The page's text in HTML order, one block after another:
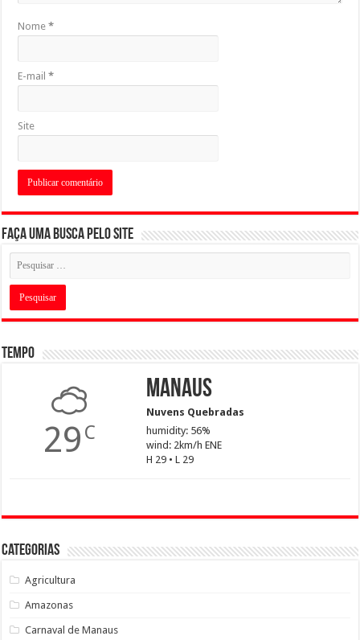
Nome*
E-mail*
Site
Faça uma busca pelo Site
Tempo
29 C
Manaus
Nuvens Quebradas
humidity: 56%
wind: 2km/h ENE
H 29 • L 29
Categorias
Agricultura
Amazonas
Carnaval de Manaus